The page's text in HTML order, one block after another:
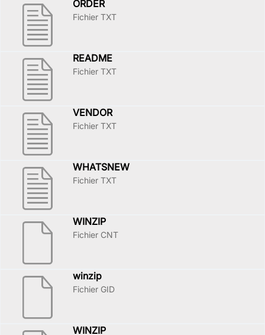
ORDER
Fichier TXT
README
Fichier TXT
VENDOR
Fichier TXT
WHATSNEW
Fichier TXT
WINZIP
Fichier CNT
winzip
Fichier GID
WINZIP